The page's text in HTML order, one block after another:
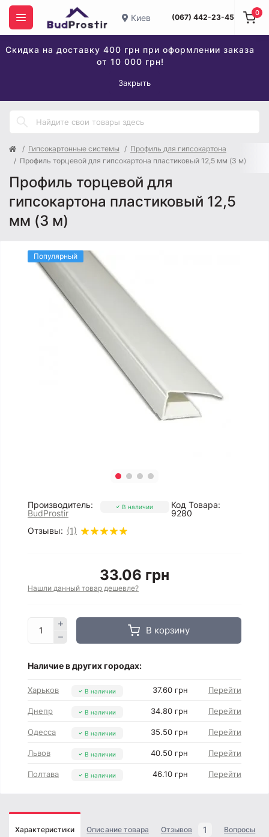
Киев (067) 442-23-45
Скидка на доставку 400 грн при оформлении заказа
от 10 000 грн!
Закрыть
0
Гипсокартонные системы
Профиль для гипсокартона
Профиль торцевой для гипсокартона пластиковый 12,5 мм (3 м)
Профиль торцевой для
гипсокартона пластиковый 12,5
мм (3 м)
Популярный
Производитель:
BudProstir
Код Товара:
9280
Отзывы: (1)
В наличии
33.06 грн
Нашли данный товар дешевле?
В корзину
Наличие в других городах:
Харьков В наличии 37.60 грн Перейти
Днепр В наличии 34.80 грн Перейти
Одесса В наличии 35.50 грн Перейти
Львов В наличии 40.50 грн Перейти
Полтава В наличии 46.10 грн Перейти
Характеристики Описание товара Отзывов 1 Вопросы